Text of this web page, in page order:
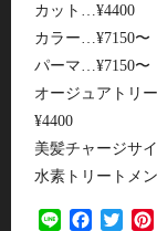
カット…¥4400
カラー…¥7150〜
パーマ…¥7150〜
オージュアトリ
¥4400
美髪チャージサ
水素トリートメ
Line Facebook